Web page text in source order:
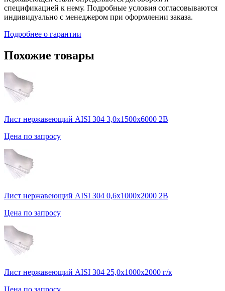
спецификацией к нему. Подробные условия согласовываются
индивидуально с менеджером при оформлении заказа.
Подробнее о гарантии
Похожие товары
Лист нержавеющий AISI 304 3,0х1500х6000 2В
Цена по запросу
Лист нержавеющий AISI 304 0,6х1000х2000 2В
Цена по запросу
Лист нержавеющий AISI 304 25,0х1000х2000 г/к
Цена по запросу